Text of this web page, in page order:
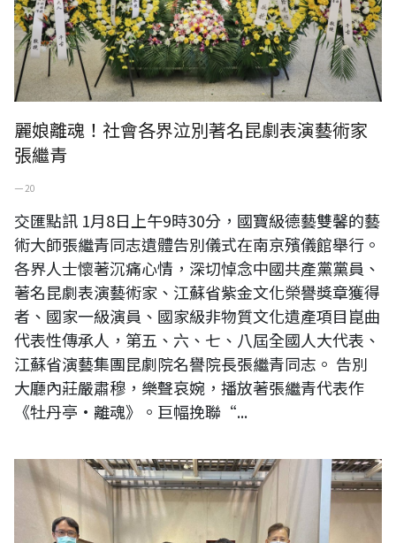
麗娘離魂！社會各界泣別著名昆劇表演藝術家
張繼青
一 20
交匯點訊 1月8日上午9時30分，國寶級德藝雙馨的藝
術大師張繼青同志遺體告別儀式在南京殯儀館舉行。
各界人士懷著沉痛心情，深切悼念中國共產黨黨員、
著名昆劇表演藝術家、江蘇省紫金文化榮譽獎章獲得
者、國家一級演員、國家級非物質文化遺產項目崑曲
代表性傳承人，第五、六、七、八屆全國人大代表、
江蘇省演藝集團昆劇院名譽院長張繼青同志。 告別
大廳內莊嚴肅穆，樂聲哀婉，播放著張繼青代表作
《牡丹亭·離魂》。巨幅挽聯“...
前內政部長張博雅與藝術家黃媽慶合影